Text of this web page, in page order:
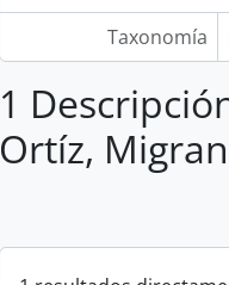
Taxonomía
1
Ortíz,